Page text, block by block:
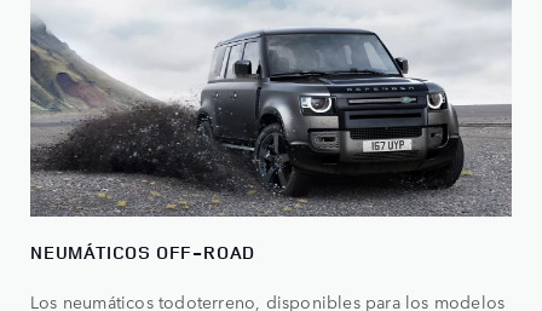
NEUMÁTICOS OFF-ROAD
Los neumáticos todoterreno, disponibles para los modelos